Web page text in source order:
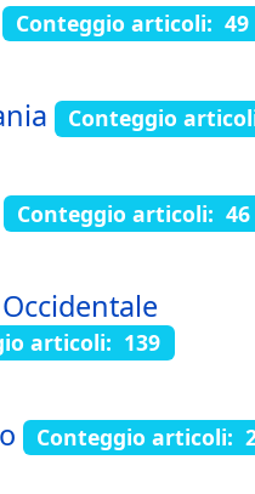
Conteggio articoli: 49
Conteggio
Conteggio articoli: 46
articoli: 139
Conteggio articoli: